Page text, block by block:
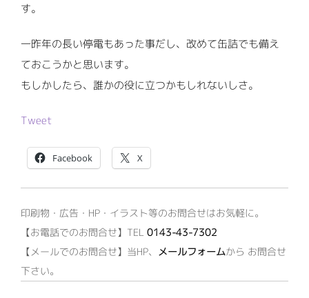
す。
一昨年の長い停電もあった事だし、改めて缶詰でも備え
ておこうかと思います。
もしかしたら、誰かの役に立つかもしれないしさ。
Tweet
Facebook X
印刷物・広告・HP・イラスト等のお問合せはお気軽に。
【お電話でのお問合せ】TEL 0143-43-7302
【メールでのお問合せ】当HP、 メールフォームから お問合せ
下さい。